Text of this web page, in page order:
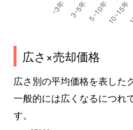
広さ×売却価格
広さ別の平均価格を表した
一般的には広くなるにつれ
す。